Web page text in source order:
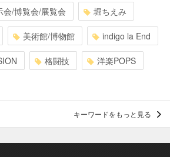
会/博覧会/展覧会 堀ちえみ
美術館/博物館 indigo la End
格闘技 洋楽POPS
キーワードをもっと見る